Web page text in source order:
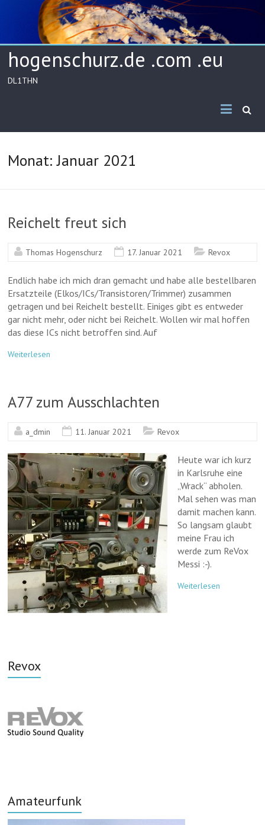
hogenschurz.de .com .eu
DL1THN
Monat:Januar 2021
Reichelt freut sich
Thomas Hogenschurz 17. Januar 2021 Revox
Endlich habe ich mich dran gemacht und habe alle bestellbaren
Ersatzteile (Elkos/ICs/Transistoren/Trimmer) zusammen
getragen und bei Reichelt bestellt. Einiges gibt es entweder
gar nicht mehr, oder nicht bei Reichelt. Wollen wir mal hoffen
das diese ICs nicht betroffen sind. Auf
Weiterlesen
A77 zum Ausschlachten
a_dmin 11. Januar 2021 Revox
Heute war ich kurz
in Karlsruhe eine
„Wrack“ abholen.
Mal sehen was man
damit machen kann.
So langsam glaubt
meine Frau ich
werde zum ReVox
Messi :-).
Weiterlesen
Revox
Amateurfunk